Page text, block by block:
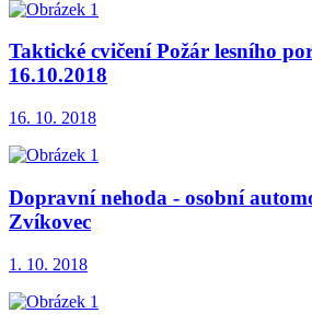
Taktické cvičení Požár lesního
16.10.2018
16. 10. 2018
Dopravní nehoda - osobní
Zvíkovec
1. 10. 2018